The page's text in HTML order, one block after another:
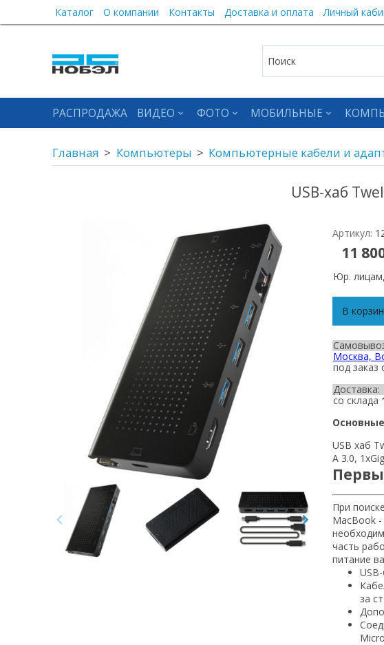
Каталог О компании Контакты Доставка и оплата Личный
РАСПРОДАЖА ВИДЕО ФОТО МОБИЛЬНЫЕ
Главная Компьютеры Компьютерные кабели и
USB-хаб
Артикул:
11
Юр.
В
Москва,
под заказ
Доставка:
со склада
USB хаб
A 3.0,
При
MacBook -
часть
питание
за